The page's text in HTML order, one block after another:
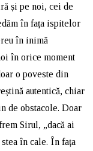
și pe noi, cei de
în fața ispitelor
în inimă
în orice moment
o poveste din
autentică, chiar
de obstacole. Doar
Sirul, „dacă ai
în cale. În fața